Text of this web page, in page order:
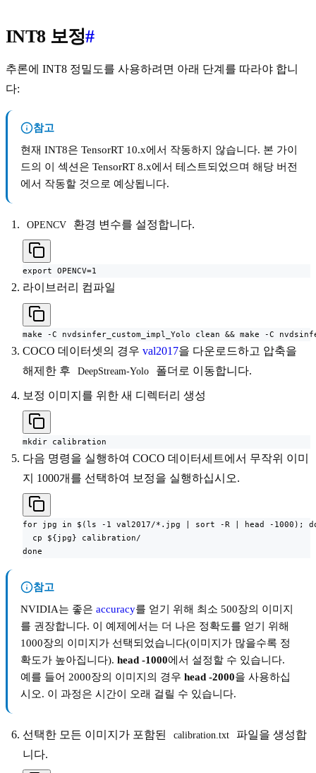
INT8 보정#
추론에 INT8 정밀도를 사용하려면 아래 단계를 따라야 합니
다:
참고
현재 INT8은 TensorRT 10.x에서 작동하지 않습니다. 본 가이
드의 이 섹션은 TensorRT 8.x에서 테스트되었으며 해당 버전
에서 작동할 것으로 예상됩니다.
OPENCV 환경 변수를 설정합니다.
export OPENCV=1
라이브러리 컴파일
make -C nvdsinfer_custom_impl_Yolo clean && make -C
COCO 데이터셋의 경우 val2017을 다운로드하고 압축을
해제한 후
DeepStream-Yolo 폴더로 이동합니다.
보정 이미지를 위한 새 디렉터리 생성
mkdir calibration
다음 명령을 실행하여 COCO 데이터세트에서 무작위 이미
지 1000개를 선택하여 보정을 실행하십시오.
for jpg in $(ls -1 val2017/*.jpg | sort -R | head -1000);
  cp ${jpg} calibration/
done
참고
NVIDIA는 좋은 accuracy를 얻기 위해 최소 500장의 이미지
를 권장합니다. 이 예제에서는 더 나은 정확도를 얻기 위해
1000장의 이미지가 선택되었습니다(이미지가 많을수록 정
확도가 높아집니다). head -1000에서 설정할 수 있습니다.
예를 들어 2000장의 이미지의 경우 head -2000을 사용하십
시오. 이 과정은 시간이 오래 걸릴 수 있습니다.
선택한 모든 이미지가 포함된 calibration.txt
파일을 생성합
니다.